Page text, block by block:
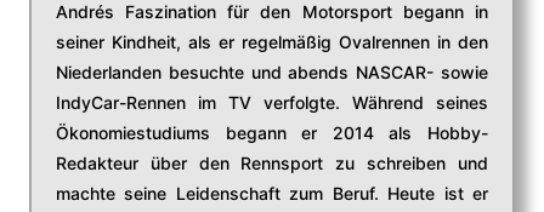
Andrés Faszination für den Motorsport begann in
seiner Kindheit, als er regelmäßig Ovalrennen in den
Niederlanden besuchte und abends NASCAR- sowie
IndyCar-Rennen im TV verfolgte. Während seines
Ökonomiestudiums begann er 2014 als Hobby-
Redakteur über den Rennsport zu schreiben und
machte seine Leidenschaft zum Beruf. Heute ist er